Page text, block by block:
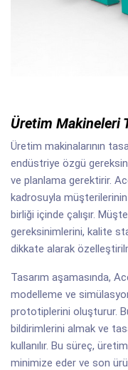
Üretim Makineleri
Üretim makinalarının
endüstriye özgü
ve planlama gerektirir.
kadrosuyla müşterilerinin
birliği içinde çalışır.
gereksinimlerini, kalite
dikkate alarak
Tasarım aşamasında,
modelleme ve
prototiplerini oluşturur.
bildirimlerini almak ve
kullanılır. Bu süreç,
minimize eder ve son